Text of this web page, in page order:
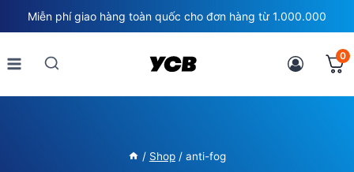
to
content
Miễn phí giao hàng toàn quốc cho đơn hàng từ 1.000.000
0
/ Shop / anti-fog